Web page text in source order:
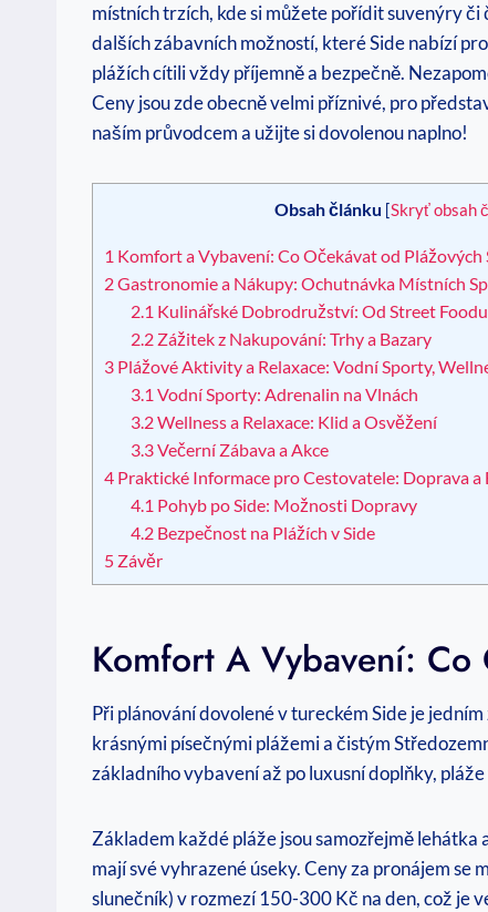
místních trzích, kde si můžete pořídit suvenýry
dalších zábavních možností, které Side nabízí
plážích cítili vždy příjemně a bezpečně.
Ceny jsou zde obecně velmi příznivé, pro
naším průvodcem a užijte si dovolenou naplno!
Obsah článku [Skryť obsah
1 Komfort a Vybavení: Co Očekávat od Plážových
2Gastronomie a Nákupy: Ochutnávka Místních
2.1 Kulinářské Dobrodružství: Od Street
2.2 Zážitek z Nakupování: Trhy a Bazary
3 Plážové Aktivity a Relaxace: Vodní Sporty,
3.1 Vodní Sporty: Adrenalin na Vlnách
3.2Wellness a Relaxace: Klid a Osvěžení
3.3Večerní Zábava a Akce
4 Praktické Informace pro Cestovatele: Doprava a
4.1 Pohyb po Side: Možnosti Dopravy
4.2 Bezpečnost na Plážích v Side
5 Závěr
Komfort A Vybavení:
Při plánování dovolené v tureckém Side je
krásnými písečnými plážemi a čistým
základního vybavení až po luxusní doplňky,
Základem každé pláže jsou samozřejmě
mají své vyhrazené úseky. Ceny za pronájem se
slunečník) v rozmezí 150-300 Kč na den, což je